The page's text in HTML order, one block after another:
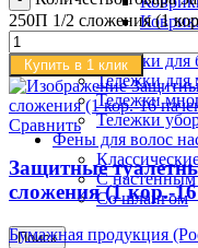
Коврики
Тележки для
Тележки для
Тележки
Тележки
Фены для волос
С
Со шлангом
Поиск
250П 1/2 сложения (1
Купить в 1 клик
Сравнить
Защитные
сложения (1 кор.-
Бумажная продукция